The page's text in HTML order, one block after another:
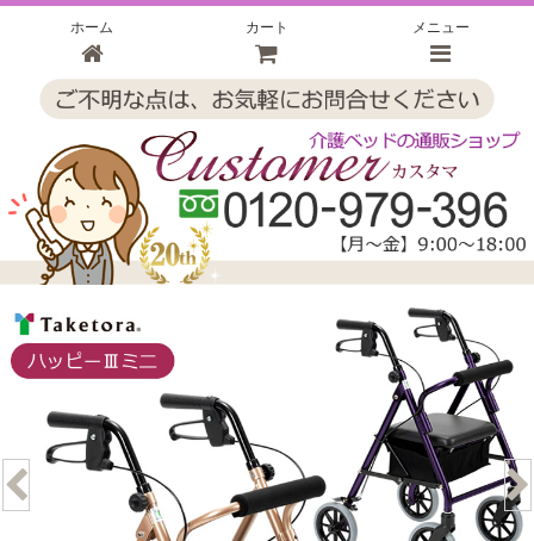
ホーム カート メニュー